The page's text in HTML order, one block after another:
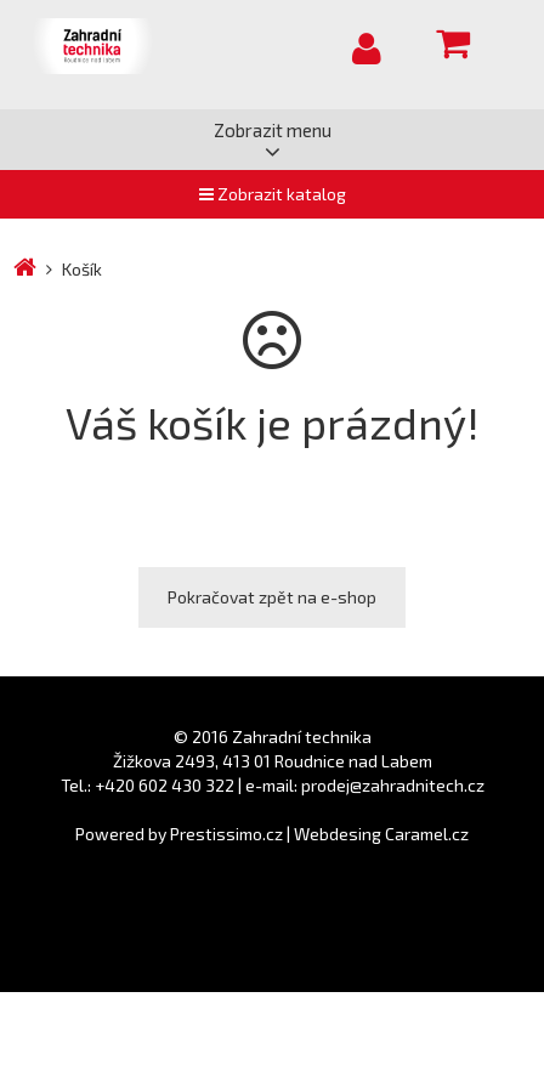
Zobrazit menu
Zobrazit katalog
Košík
Váš košík je prázdný!
Pokračovat zpět na e-shop
© 2016 Zahradní technika
Žižkova 2493, 413 01 Roudnice nad Labem
Tel.: +420 602 430 322 | e-mail: prodej@zahradnitech.cz
Powered byPrestissimo.cz| Webdesing Caramel.cz